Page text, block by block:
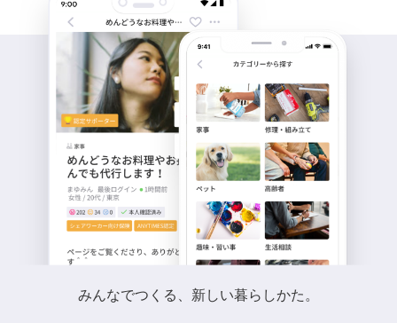
みんなでつくる、新しい暮らしかた。